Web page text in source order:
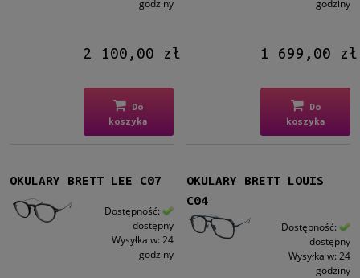
godziny
2 100,00 zł
Do
koszyka
godziny
1 699,00 zł
Do
koszyka
OKULARY BRETT LEE C07
Dostępność:
dostępny
Wysyłka w: 24
godziny
OKULARY BRETT LOUIS
C04
Dostępność:
dostępny
Wysyłka w: 24
godziny